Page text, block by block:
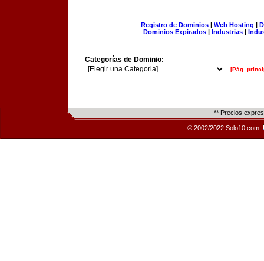
Registro de Dominios| Web Hosting |
Dominios Expirados | Industrias |
Categorías de Dominio:
[Pág.
** Precios
© 2002/2022 Solo10.com